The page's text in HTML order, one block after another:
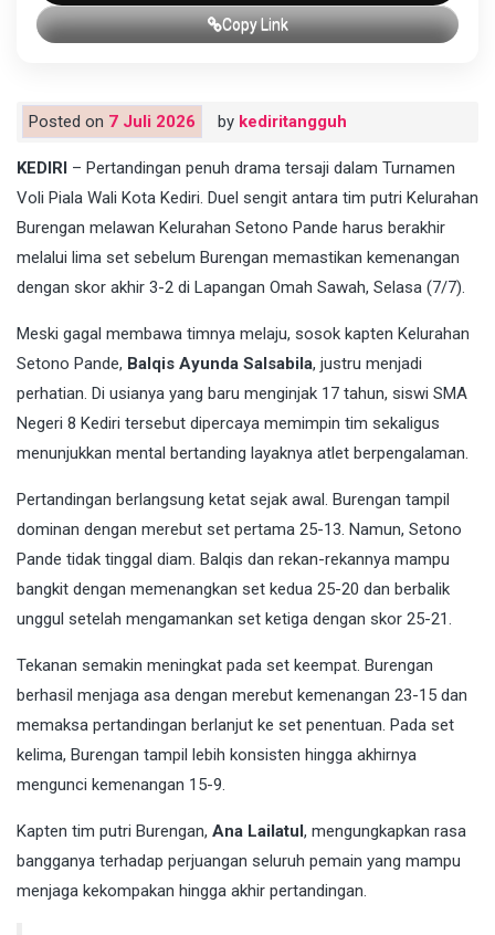
Copy Link
Posted on 7 Juli 2026 by kediritangguh
KEDIRI – Pertandingan penuh drama tersaji dalam Turnamen
Voli Piala Wali Kota Kediri. Duel sengit antara tim putri Kelurahan
Burengan melawan Kelurahan Setono Pande harus berakhir
melalui lima set sebelum Burengan memastikan kemenangan
dengan skor akhir 3-2 di Lapangan Omah Sawah, Selasa (7/7).
Meski gagal membawa timnya melaju, sosok kapten Kelurahan
Setono Pande, Balqis Ayunda Salsabila, justru menjadi
perhatian. Di usianya yang baru menginjak 17 tahun, siswi SMA
Negeri 8 Kediri tersebut dipercaya memimpin tim sekaligus
menunjukkan mental bertanding layaknya atlet berpengalaman.
Pertandingan berlangsung ketat sejak awal. Burengan tampil
dominan dengan merebut set pertama 25-13. Namun, Setono
Pande tidak tinggal diam. Balqis dan rekan-rekannya mampu
bangkit dengan memenangkan set kedua 25-20 dan berbalik
unggul setelah mengamankan set ketiga dengan skor 25-21.
Tekanan semakin meningkat pada set keempat. Burengan
berhasil menjaga asa dengan merebut kemenangan 23-15 dan
memaksa pertandingan berlanjut ke set penentuan. Pada set
kelima, Burengan tampil lebih konsisten hingga akhirnya
mengunci kemenangan 15-9.
Kapten tim putri Burengan, Ana Lailatul, mengungkapkan rasa
bangganya terhadap perjuangan seluruh pemain yang mampu
menjaga kekompakan hingga akhir pertandingan.